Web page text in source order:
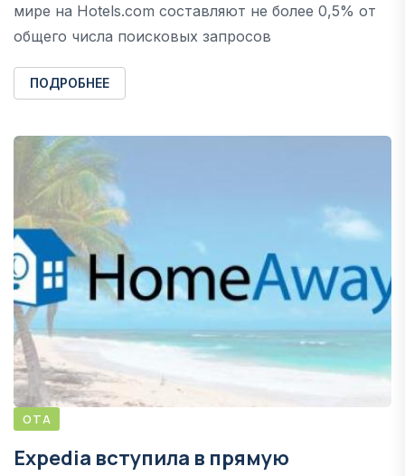
мире на Hotels.com составляют не более 0,5% от
общего числа поисковых запросов
ПОДРОБНЕЕ
OTA
Expedia вступила в прямую